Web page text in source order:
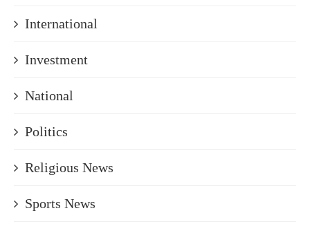
International
Investment
National
Politics
Religious News
Sports News